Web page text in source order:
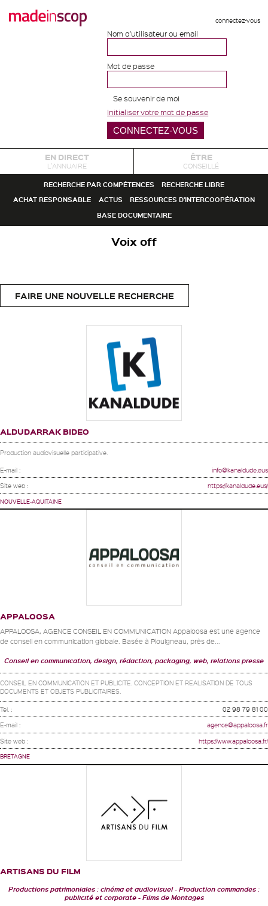
connectez-vous
Nom d'utilisateur ou email
Mot de passe
Se souvenir de moi
Initialiser votre mot de passe
EN DIRECT
L'ANNUAIRE
ÊTRE
CONSEILLÉ
RECHERCHE PAR COMPÉTENCES
RECHERCHE LIBRE
ACHAT RESPONSABLE
ACTUS
RESSOURCES D'INTERCOOPÉRATION
BASE DOCUMENTAIRE
Voix off
FAIRE UNE NOUVELLE RECHERCHE
ALDUDARRAK BIDEO
Production audiovisuelle participative.
E-mail : info@kanaldude.eus
Site web : https://kanaldude.eus/
NOUVELLE-AQUITAINE
APPALOOSA
APPALOOSA, AGENCE CONSEIL EN COMMUNICATION Appaloosa est une agence
de conseil en communication globale. Basée à Plouigneau, près de...
Conseil en communication, design, rédaction, packaging, web, relations presse
CONSEIL EN COMMUNICATION ET PUBLICITE. CONCEPTION ET REALISATION DE TOUS
DOCUMENTS ET OBJETS PUBLICITAIRES.
Tel. : 02 98 79 81 00
E-mail : agence@appaloosa.fr
Site web : https://www.appaloosa.fr/
BRETAGNE
ARTISANS DU FILM
Productions patrimoniales : cinéma et audiovisuel
Production commandes :
publicité et corporate
Films de Montages